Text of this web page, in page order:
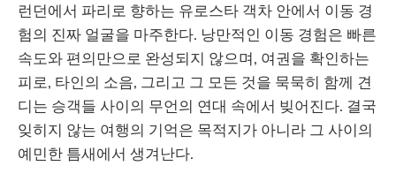
런던에서 파리로 향하는 유로스타 객차 안에서 이동 경
험의 진짜 얼굴을 마주한다. 낭만적인 이동 경험은 빠른
속도와 편의만으로 완성되지 않으며, 여권을 확인하는
피로, 타인의 소음, 그리고 그 모든 것을 묵묵히 함께 견
디는 승객들 사이의 무언의 연대 속에서 빚어진다. 결국
잊히지 않는 여행의 기억은 목적지가 아니라 그 사이의
예민한 틈새에서 생겨난다.